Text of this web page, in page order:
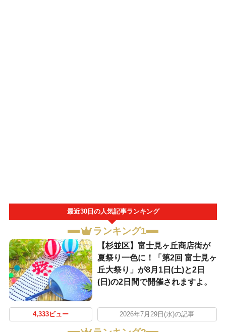
最近30日の人気記事ランキング
ランキング1
【杉並区】富士見ヶ丘商店街が
夏祭り一色に！「第2回 富士見ヶ
丘大祭り」が8月1日(土)と2日
(日)の2日間で開催されますよ。
4,333ビュー 2026年7月29日(水)の記事